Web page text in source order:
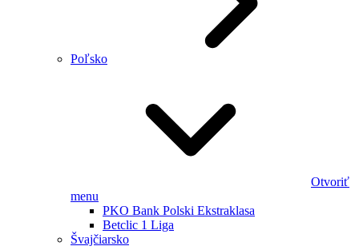
Poľsko
Otvoriť
menu
PKO Bank Polski Ekstraklasa
Betclic 1 Liga
Švajčiarsko